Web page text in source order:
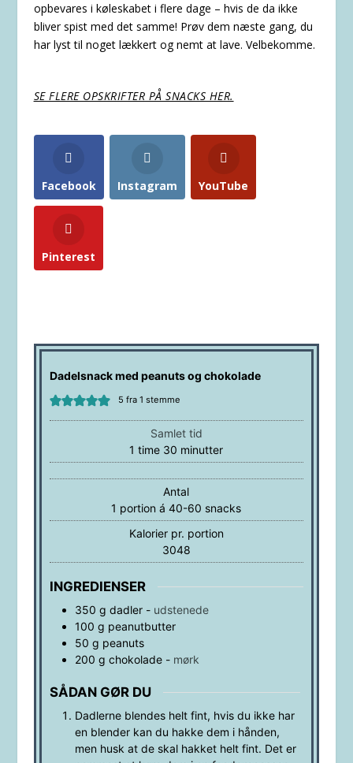
opbevares i køleskabet i flere dage – hvis de da ikke
bliver spist med det samme! Prøv dem næste gang, du
har lyst til noget lækkert og nemt at lave. Velbekomme.
SE FLERE OPSKRIFTER PÅ SNACKS HER.
Facebook Instagram YouTube
Pinterest
Dadelsnack med peanuts og chokolade
5 fra 1 stemme
Samlet tid
1 time
time 30 minutter
minutter
Antal
1 portion á 40-60 snacks
Kalorier pr. portion
3048
INGREDIENSER
350 g dadler- udstenede
100 g peanutbutter
50 g peanuts
200 g chokolade- mørk
SÅDAN GØR DU
Dadlerne blendes helt fint, hvis du ikke har
en blender kan du hakke dem i hånden,
men husk at de skal hakket helt fint. Det er